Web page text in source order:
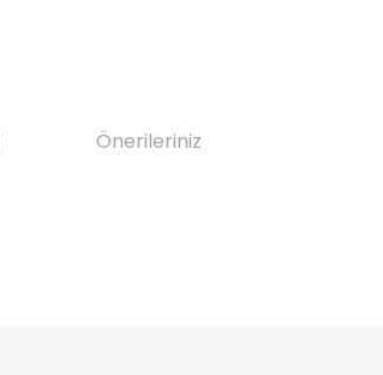
Önerileriniz